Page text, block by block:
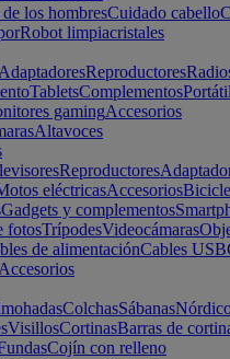
los hombresCuidado cabello
Robot limpiacristales
AdaptadoresReproductores
TabletsComplementos
gamingAccesorios
Altavoces
Reproductores
eléctricasAccesorios
Gadgets y complementos
fotosTrípodesVideocámaras
de alimentaciónCables USB
Accesorios
ColchasSábanas
VisillosCortinasBarras de
Cojín con relleno